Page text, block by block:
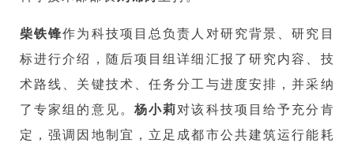
柴铁锋作为科技项目总负责人对研究背景、研究目
标进行介绍，随后项目组详细汇报了研究内容、技
术路线、关键技术、任务分工与进度安排，并采纳
了专家组的意见。 杨小莉对该科技项目给予充分肯
定，强调因地制宜，立足成都市公共建筑运行能耗